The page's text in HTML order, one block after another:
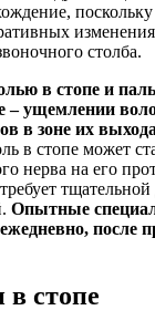
столба.
в стопе и
– ущемлении
в зоне их
в стопе может
нерва на его
Опытные
после
стопе